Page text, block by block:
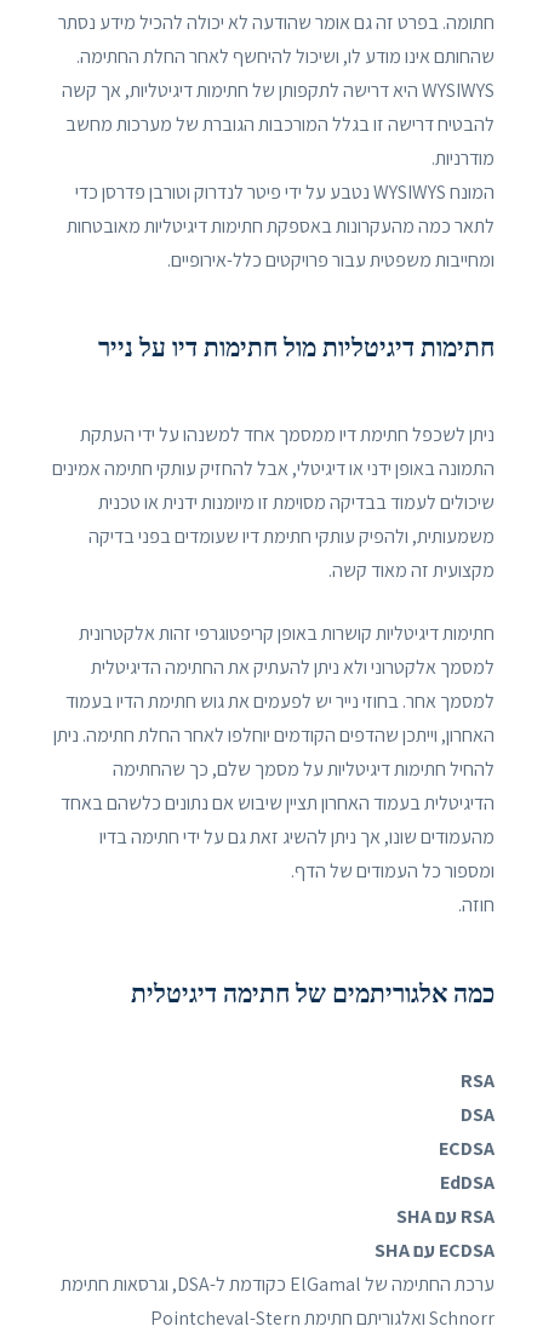
חתומה. בפרט זה גם אומר שהודעה לא יכולה להכיל מידע נסתר
שהחותם אינו מודע לו, ושיכול להיחשף לאחר החלת החתימה.
WYSIWYS היא דרישה לתקפותן של חתימות דיגיטליות, אך קשה
להבטיח דרישה זו בגלל המורכבות הגוברת של מערכות מחשב
מודרניות.
המונח WYSIWYS נטבע על ידי פיטר לנדרוק וטורבן פדרסן כדי
לתאר כמה מהעקרונות באספקת חתימות דיגיטליות מאובטחות
ומחייבות משפטית עבור פרויקטים כלל-אירופיים.
חתימות דיגיטליות מול חתימות דיו על נייר
ניתן לשכפל חתימת דיו ממסמך אחד למשנהו על ידי העתקת
התמונה באופן ידני או דיגיטלי, אבל להחזיק עותקי חתימה אמינים
שיכולים לעמוד בבדיקה מסוימת זו מיומנות ידנית או טכנית
משמעותית, ולהפיק עותקי חתימת דיו שעומדים בפני בדיקה
מקצועית זה מאוד קשה.
חתימות דיגיטליות קושרות באופן קריפטוגרפי זהות אלקטרונית
למסמך אלקטרוני ולא ניתן להעתיק את החתימה הדיגיטלית
למסמך אחר. בחוזי נייר יש לפעמים את גוש חתימת הדיו בעמוד
האחרון, וייתכן שהדפים הקודמים יוחלפו לאחר החלת חתימה. ניתן
להחיל חתימות דיגיטליות על מסמך שלם, כך שהחתימה
הדיגיטלית בעמוד האחרון תציין שיבוש אם נתונים כלשהם באחד
מהעמודים שונו, אך ניתן להשיג זאת גם על ידי חתימה בדיו
ומספור כל העמודים של הדף.
חוזה.
כמה אלגוריתמים של חתימה דיגיטלית
RSA
DSA
ECDSA
EdDSA
RSA עם SHA
ECDSA עם SHA
ערכת החתימה של ElGamal כקודמת ל-DSA, וגרסאות חתימת
Schnorr ואלגוריתם חתימת Pointcheval-Stern